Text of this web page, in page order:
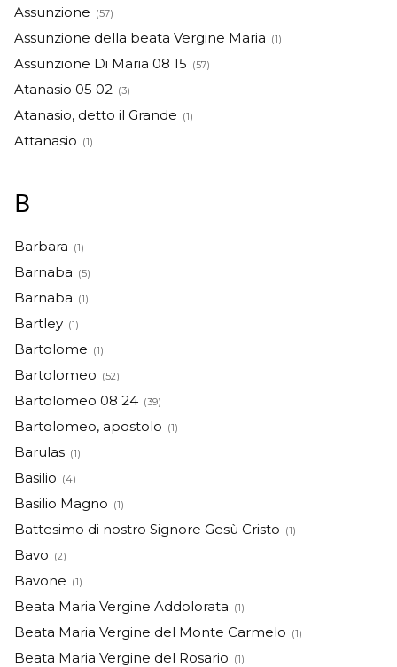
Assunzione (57)
Assunzione della beata Vergine Maria (1)
Assunzione Di Maria 08 15 (57)
Atanasio 05 02 (3)
Atanasio, detto il Grande (1)
Attanasio (1)
B
Barbara (1)
Barnaba (5)
Barnaba (1)
Bartley (1)
Bartolome (1)
Bartolomeo (52)
Bartolomeo 08 24 (39)
Bartolomeo, apostolo (1)
Barulas (1)
Basilio (4)
Basilio Magno (1)
Battesimo di nostro Signore Gesù Cristo (1)
Bavo (2)
Bavone (1)
Beata Maria Vergine Addolorata (1)
Beata Maria Vergine del Monte Carmelo (1)
Beata Maria Vergine del Rosario (1)